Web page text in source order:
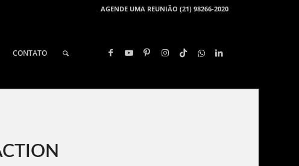
AGENDE UMA REUNIÃO (21) 98266-2020
CONTATO